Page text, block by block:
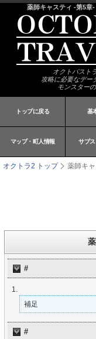
薬師キャスティ -第5章
オクトパスト
攻略に必要なデー
モンスター
トップに戻る 基
マップ・町人情報 サブ
オクトラ2 トップ 薬師キ
#
補足
#